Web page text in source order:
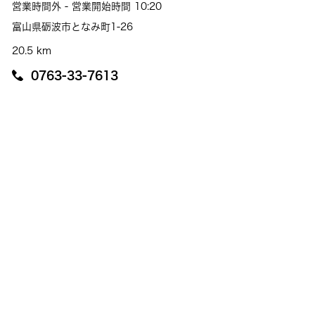
営業時間外 - 営業開始時間 10:20
富山県砺波市となみ町1-26
20.5 km
0763-33-7613